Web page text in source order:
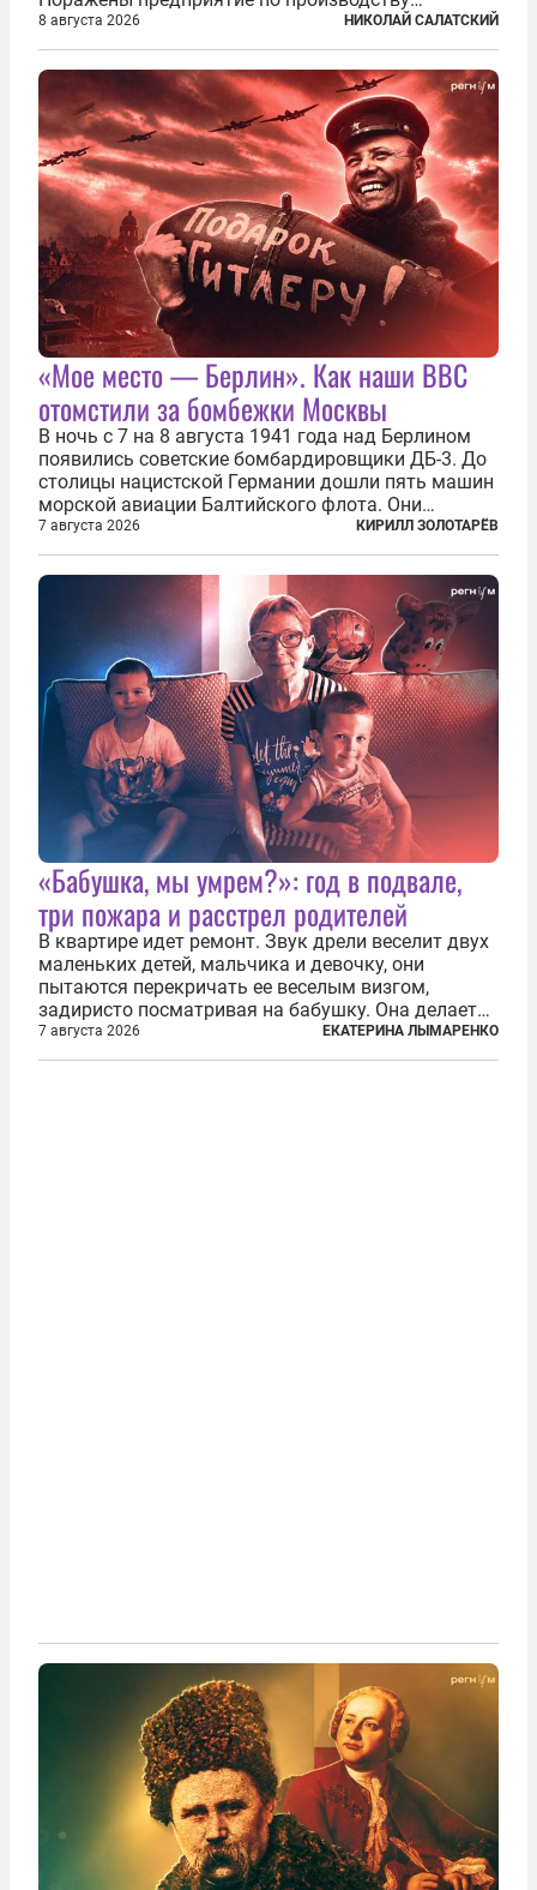
крылатых ракет, крупный склад топлива и два
сухогруза с военными грузами. Дополнительно
нанесены удары по объектам в ряде городов. В
Киеве...
8 августа 2026 НИКОЛАЙ САЛАТСКИЙ
«Мое место — Берлин». Как наши ВВС
отомстили за бомбежки Москвы
В ночь с 7 на 8 августа 1941 года над Берлином
появились советские бомбардировщики ДБ-3. До
столицы нацистской Германии дошли пять машин
морской авиации Балтийского флота. Они
сбросили бомбы на город, который в тот момент
жил в полной уверенности, что война идет где-то
далеко на востоке, Красная...
7 августа 2026 КИРИЛЛ ЗОЛОТАРЁВ
«Бабушка, мы умрем?»: год в подвале,
три пожара и расстрел родителей
В квартире идет ремонт. Звук дрели веселит двух
маленьких детей, мальчика и девочку, они
пытаются перекричать ее веселым визгом,
задиристо посматривая на бабушку. Она делает
им замечание, но внуки чувствуют, что она
сердится невсерьез. И это правда: дрель, конечно,
7 августа 2026 ЕКАТЕРИНА ЛЫМАРЕНКО